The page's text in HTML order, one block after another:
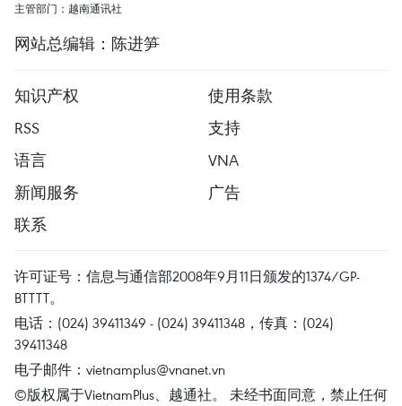
主管部门：越南通讯社
网站总编辑：陈进笋
知识产权
使用条款
RSS
支持
语言
VNA
新闻服务
广告
联系
许可证号：信息与通信部2008年9月11日颁发的1374/GP-
BTTTT。
电话：(024) 39411349 - (024) 39411348，传真：(024)
39411348
电子邮件： vietnamplus@vnanet.vn
©版权属于VietnamPlus、越通社。 未经书面同意，禁止任何